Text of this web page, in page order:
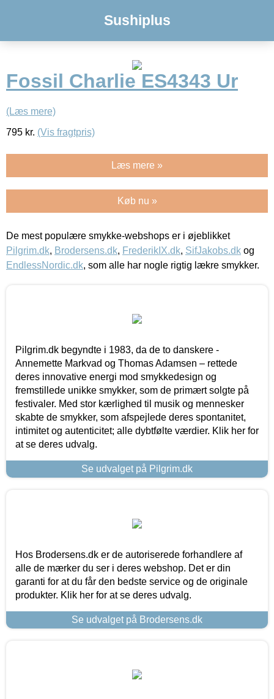
Sushiplus
Fossil Charlie ES4343 Ur
(Læs mere)
795 kr. (Vis fragtpris)
Læs mere »
Køb nu »
De mest populære smykke-webshops er i øjeblikket
Pilgrim.dk, Brodersens.dk, FrederikIX.dk, SifJakobs.dk og
EndlessNordic.dk, som alle har nogle rigtig lækre smykker.
Pilgrim.dk begyndte i 1983, da de to danskere -
Annemette Markvad og Thomas Adamsen – rettede
deres innovative energi mod smykkedesign og
fremstillede unikke smykker, som de primært solgte på
festivaler. Med stor kærlighed til musik og mennesker
skabte de smykker, som afspejlede deres spontanitet,
intimitet og autenticitet; alle dybtfølte værdier. Klik her for
at se deres udvalg.
Se udvalget på Pilgrim.dk
Hos Brodersens.dk er de autoriserede forhandlere af
alle de mærker du ser i deres webshop. Det er din
garanti for at du får den bedste service og de originale
produkter. Klik her for at se deres udvalg.
Se udvalget på Brodersens.dk